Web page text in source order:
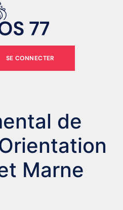
SE CONNECTER
de
Marne